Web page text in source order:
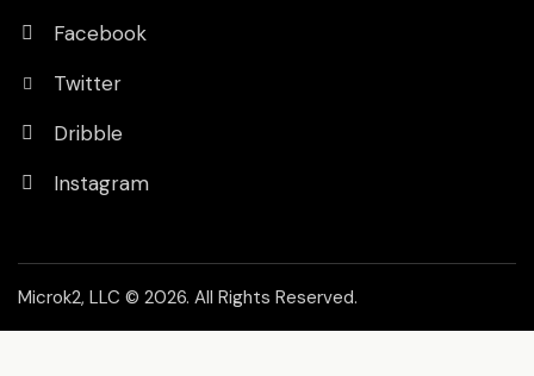
Facebook
Twitter
Dribble
Instagram
Microk2, LLC © 2026. All Rights Reserved.